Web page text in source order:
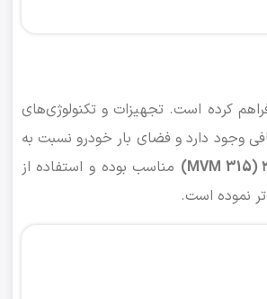
کرده است. تجهیزات و تکنولوژی‌های
وجود دارد و فضای بار خودرو نسبت به
مناسب بوده و استفاده از
نموده است.